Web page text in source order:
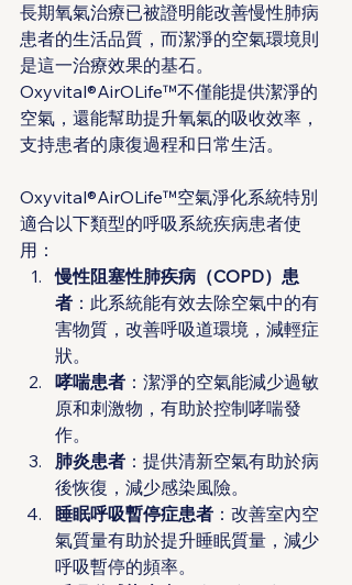
長期氧氣治療已被證明能改善慢性肺病
患者的生活品質，而潔淨的空氣環境則
是這一治療效果的基石。
Oxyvital®AirOLife™不僅能提供潔淨的
空氣，還能幫助提升氧氣的吸收效率，
支持患者的康復過程和日常生活。
Oxyvital®AirOLife™空氣淨化系統特別
適合以下類型的呼吸系統疾病患者使
用：
慢性阻塞性肺疾病（COPD）患
者 ：此系統能有效去除空氣中的有
害物質，改善呼吸道環境，減輕症
狀。
哮喘患者 ：潔淨的空氣能減少過敏
原和刺激物，有助於控制哮喘發
作。
肺炎患者 ：提供清新空氣有助於病
後恢復，減少感染風險。
睡眠呼吸暫停症患者 ：改善室內空
氣質量有助於提升睡眠質量，減少
呼吸暫停的頻率。